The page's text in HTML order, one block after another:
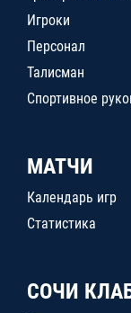
Игроки
Персонал
Талисман
Спортивное
МАТЧИ
Календарь игр
Статистика
СОЧИ